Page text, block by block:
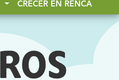
CRECER EN RENCA